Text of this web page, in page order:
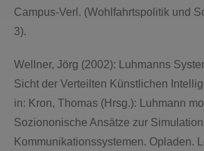
Campus-Verl. (Wohlfahrtspolitik und
3).
Wellner, Jörg (2002): Luhmanns
Sicht der Verteilten Künstlichen
in: Kron, Thomas (Hrsg.): Luhmann
Soziononische Ansätze zur
Kommunikationssystemen. Opladen.